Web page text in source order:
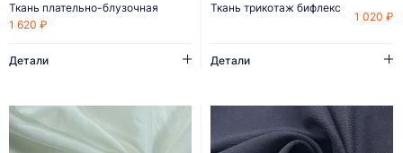
Ткань плательно-блузочная
1 620 ₽
Детали
Ткань трикотаж бифлекс
1 020 ₽
Детали